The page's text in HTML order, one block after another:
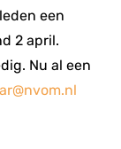
een
2 april.
Nu al een